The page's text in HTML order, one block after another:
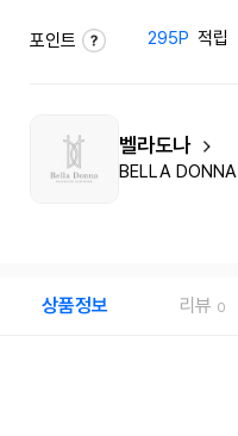
포인트 295P 적립
벨라도나
BELLA DONNA
상품정보 리뷰 0